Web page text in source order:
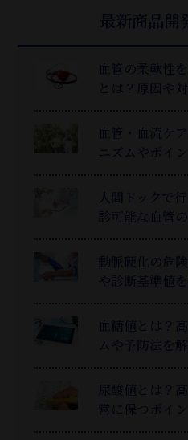
最新商品開
血管の柔軟性
とは？原因や
血管・血流ケ
ニズムやポイ
人間ドックで
診可能な血管
動脈硬化の危
や診断基準値
血糖値とは？
ムや予防法を
尿酸値とは？
常に保つポイ